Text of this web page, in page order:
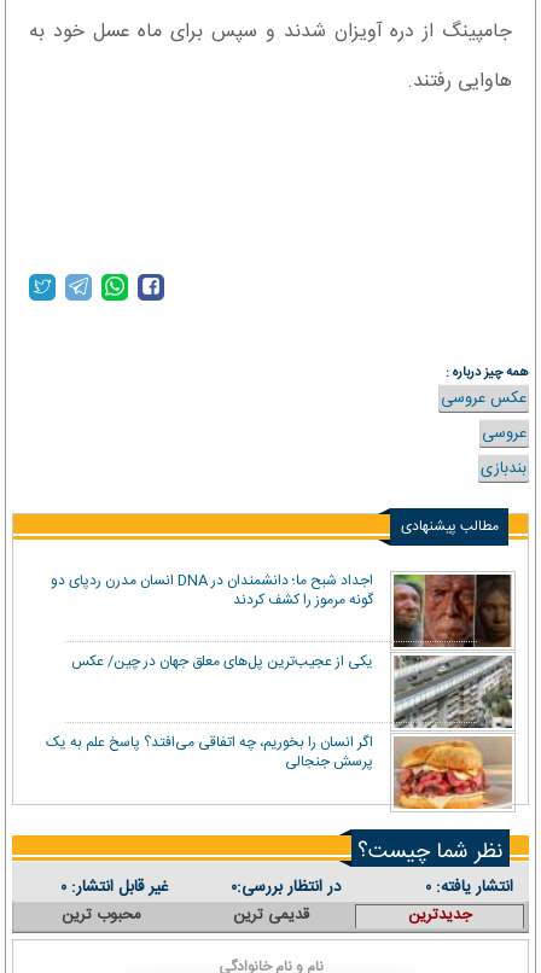
جامپینگ از دره آویزان شدند و سپس برای ماه عسل خود به
هاوایی رفتند.
همه چیز درباره :
عکس عروسی
عروسی
بندبازی
مطالب پیشنهادی
اجداد شبح ما؛ دانشمندان در DNA انسان مدرن ردپای دو
گونه مرموز را کشف کردند
یکی از عجیب‌ترین پل‌های معلق جهان در چین/ عکس
اگر انسان را بخوریم، چه اتفاقی می‌افتد؟ پاسخ علم به یک
پرسش جنجالی
نظر شما چیست؟
انتشار یافته: ۰ در انتظار بررسی:۰ غیر قابل انتشار: ۰
جدیدترین قدیمی ترین محبوب ترین
نام و نام خانوادگی